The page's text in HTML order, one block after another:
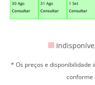
30 Ago
Consultar
31 Ago
Consultar
1 Set
Consultar
* Os preços e disponibilidade
conforme